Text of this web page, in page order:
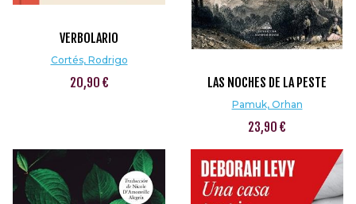
VERBOLARIO
Cortés, Rodrigo
20,90 € LAS NOCHES DE LA PESTE
Pamuk, Orhan
23,90 €